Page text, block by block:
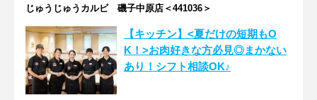
じゅうじゅうカルビ 磯子中原店＜441036＞
【キッチン】<夏だけの短期もO
K！>お肉好きな方必見◎まかない
あり！シフト相談OK♪